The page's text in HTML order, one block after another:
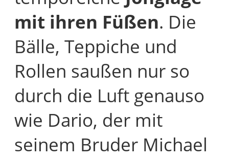
mit ihren Füßen. Die
Bälle, Teppiche und
Rollen saußen nur so
durch die Luft genauso
wie Dario, der mit
seinem Bruder Michael